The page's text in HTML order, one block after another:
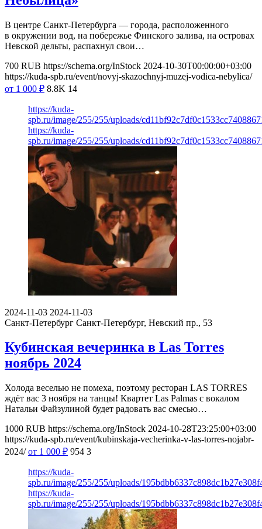
В центре Санкт-Петербурга — города, расположенного
в окружении вод, на побережье Финского залива, на островах
Невской дельты, распахнул свои…
700 RUB https://schema.org/InStock 2024-10-30T00:00:00+03:00
https://kuda-spb.ru/event/novyj-skazochnyj-muzej-vodica-nebylica/
от 1 000 ₽ 8.8K 14
https://kuda-
spb.ru/image/255/255/uploads/
https://kuda-
spb.ru/image/255/255/uploads/
2024-11-03 2024-11-03
Санкт-Петербург Санкт-Петербург, Невский пр., 53
Кубинская вечеринка в Las Torres
ноябрь 2024
Холода веселью не помеха, поэтому ресторан LAS TORRES
ждёт вас 3 ноября на танцы! Квартет Las Palmas с вокалом
Натальи Файзулиной будет радовать вас смесью…
1000 RUB https://schema.org/InStock 2024-10-28T23:25:00+03:00
https://kuda-spb.ru/event/kubinskaja-vecherinka-v-las-torres-nojabr-
2024/ от 1 000 ₽ 954 3
https://kuda-
spb.ru/image/255/255/uploads/
https://kuda-
spb.ru/image/255/255/uploads/